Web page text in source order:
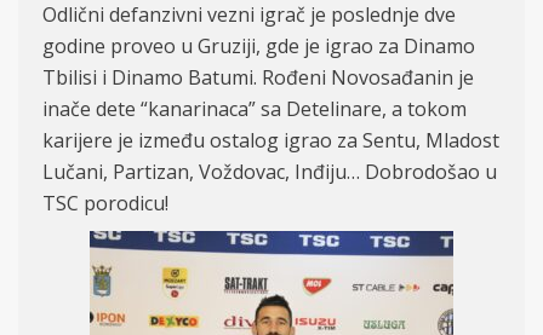
Odlični defanzivni vezni igrač je poslednje dve
godine proveo u Gruziji, gde je igrao za Dinamo
Tbilisi i Dinamo Batumi. Rođeni Novosađanin je
inače dete “kanarinaca” sa Detelinare, a tokom
karijere je između ostalog igrao za Sentu, Mladost
Lučani, Partizan, Voždovac, Inđiju… Dobrodošao u
TSC porodicu!